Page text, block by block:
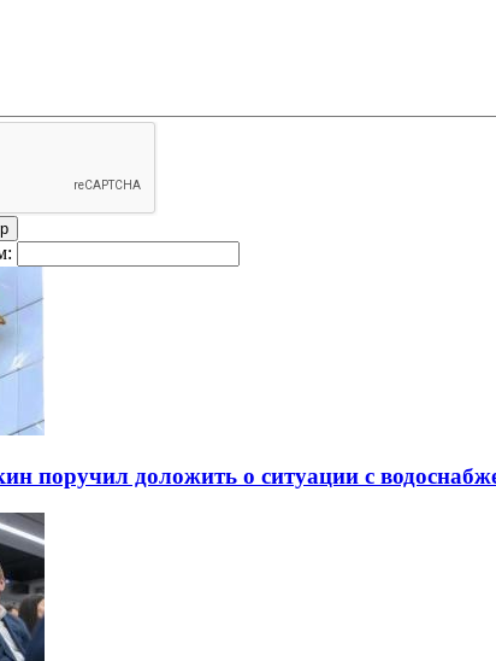
поручил доложить о ситуации с